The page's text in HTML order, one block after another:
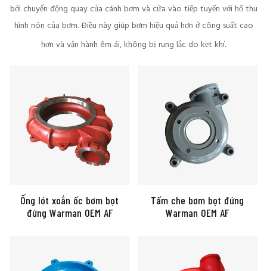
bởi chuyển động quay của cánh bơm và cửa vào tiếp tuyến với hố thu
hình nón của bơm. Điều này giúp bơm hiệu quả hơn ở công suất cao
hơn và vận hành êm ái, không bị rung lắc do kẹt khí.
Ống lót xoắn ốc bơm bọt
đứng Warman OEM AF
Tấm che bơm bọt đứng
Warman OEM AF